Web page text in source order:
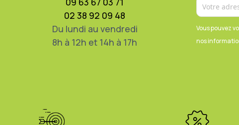
02 38 92 09 48
Du lundi au vendredi
8h à 12h et 14h à 17h
Vous pouvez
nos